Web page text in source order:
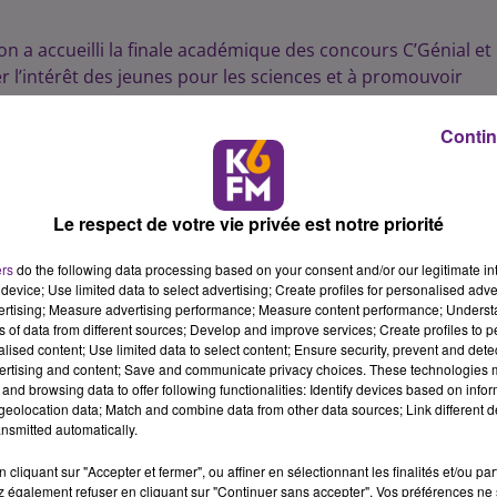
a accueilli la finale académique des concours C’Génial et
l’intérêt des jeunes pour les sciences et à promouvoir
des quatre départements bourguignons, ont
la recherche, de l’enseignement et de l’entreprise, le
une année de recherches et d’expérimentations.
des Métiers Vauban à Auxerre, à la « planète-santé » des
des travaux sur la couleur des étoiles menés par des
« l’hybridation et sélection naturelle chez les chênes
fort à faire. Chacune des équipes présentes a en effet
son projet.
Marie-Noël à Joigny portant sur la ‘’visualisation’’
nationale qui se tiendra le 25 mai prochain à Paris.
lycéens du lycée d’enseignement général et
pour leurs travaux sur « L’utilisation des huiles
Le respect de votre vie privée est notre priorité
do the following data processing based on your consent and/or our legitimate
Use limited data to select advertising; Create profiles for personalised
Measure advertising performance; Measure content performance;
of data from different sources; Develop and improve services; Create profiles to
content; Use limited data to select content; Ensure security, prevent and
and content; Save and communicate privacy choices. These technologies
browsing data to offer following functionalities: Identify devices based on
data; Match and combine data from other data sources; Link different
automatically.
cliquant sur "Accepter et fermer", ou affiner en sélectionnant les finalités et/ou
également refuser en cliquant sur "Continuer sans accepter". Vos préférences